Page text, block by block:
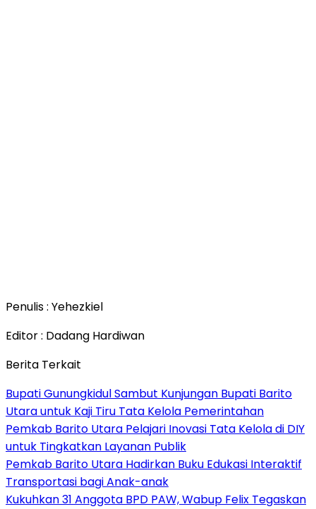
Penulis : Yehezkiel
Editor : Dadang Hardiwan
Berita Terkait
Bupati Gunungkidul Sambut Kunjungan Bupati Barito
Utara untuk Kaji Tiru Tata Kelola Pemerintahan
Pemkab Barito Utara Pelajari Inovasi Tata Kelola di DIY
untuk Tingkatkan Layanan Publik
Pemkab Barito Utara Hadirkan Buku Edukasi Interaktif
Transportasi bagi Anak-anak
Kukuhkan 31 Anggota BPD PAW, Wabup Felix Tegaskan